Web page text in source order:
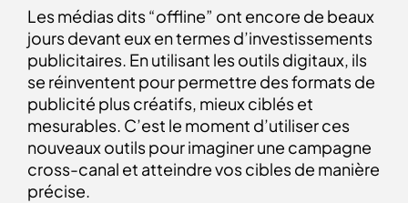
Les médias dits “offline” ont encore de beaux
jours devant eux en termes d’investissements
publicitaires. En utilisant les outils digitaux, ils
se réinventent pour permettre des formats de
publicité plus créatifs, mieux ciblés et
mesurables. C’est le moment d’utiliser ces
nouveaux outils pour imaginer une campagne
cross-canal et atteindre vos cibles de manière
précise.